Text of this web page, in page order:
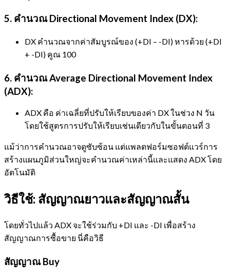
5. คำนวณ Directional Movement Index (DX):
DX คำนวณจากค่าสัมบูรณ์ของ (+DI – -DI) หารด้วย (+DI
+ -DI) คูณ 100
6. คำนวณ Average Directional Movement Index
(ADX):
ADX คือ ค่าเฉลี่ยที่ปรับให้เรียบของค่า DX ในช่วง N วัน
โดยใช้สูตรการปรับให้เรียบเช่นเดียวกับในขั้นตอนที่ 3
แม้ว่าการคำนวณอาจดูซับซ้อน แต่แพลตฟอร์มซอฟต์แวร์การ
สร้างแผนภูมิส่วนใหญ่จะคำนวณค่าเหล่านี้และแสดง ADX โดย
อัตโนมัติ
วิธีใช้: สัญญาณยาวและสัญญาณสั้น
โดยทั่วไปแล้ว ADX จะใช้ร่วมกับ +DI และ -DI เพื่อสร้าง
สัญญาณการซื้อขาย นี่คือวิธี
สัญญาณ Buy